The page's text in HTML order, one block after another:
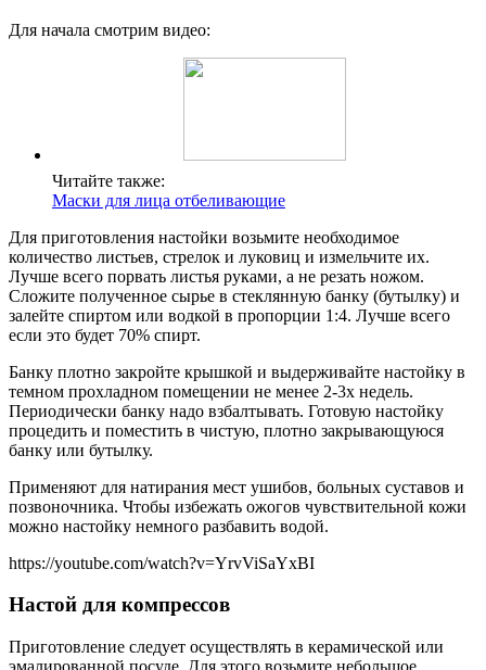
Для начала смотрим видео:
Читайте также:
Маски для лица отбеливающие
Для приготовления настойки возьмите необходимое
количество листьев, стрелок и луковиц и измельчите их.
Лучше всего порвать листья руками, а не резать ножом.
Сложите полученное сырье в стеклянную банку (бутылку) и
залейте спиртом или водкой в пропорции 1:4. Лучше всего
если это будет 70% спирт.
Банку плотно закройте крышкой и выдерживайте настойку в
темном прохладном помещении не менее 2-3х недель.
Периодически банку надо взбалтывать. Готовую настойку
процедить и поместить в чистую, плотно закрывающуюся
банку или бутылку.
Применяют для натирания мест ушибов, больных суставов и
позвоночника. Чтобы избежать ожогов чувствительной кожи
можно настойку немного разбавить водой.
https://youtube.com/watch?v=YrvViSaYxBI
Настой для компрессов
Приготовление следует осуществлять в керамической или
эмалированной посуде. Для этого возьмите небольшое